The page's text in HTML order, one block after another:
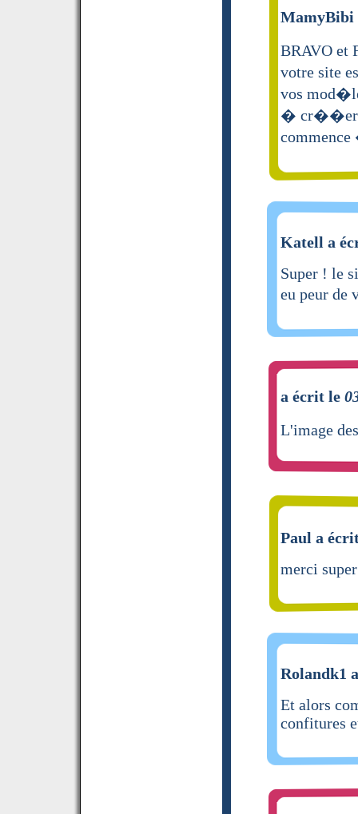
BRAVO
votre site
vos
� cr��er.
Katell a
Super ! le
eu peur de
a écrit le
L'image
Paul a
merci super
Rolandk1
Et alors
confitures